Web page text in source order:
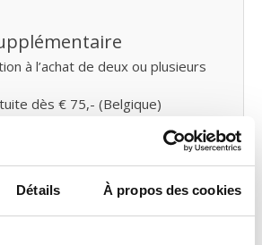
Détails À propos des cookies
à l’achat de deux ou plusieurs
dès € 75,- (Belgique)
récupération de
entretien